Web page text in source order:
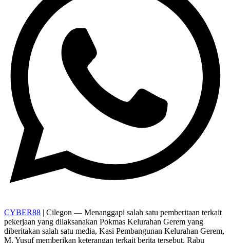
CYBER88 | Cilegon — Menanggapi salah satu pemberitaan terkait
pekerjaan yang dilaksanakan Pokmas Kelurahan Gerem yang
diberitakan salah satu media, Kasi Pembangunan Kelurahan Gerem,
M. Yusuf memberikan keterangan terkait berita tersebut, Rabu